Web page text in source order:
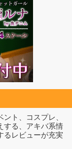
ト、コスプレ、
する、アキバ系情
るレビューが充実